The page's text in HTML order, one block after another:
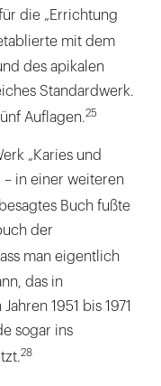
die „Errichtung
mit dem
des apikalen
Standardwerk.
Auflagen.25
„Karies und
– in einer weiteren
besagtes Buch fußte
der
man eigentlich
das in
1951 bis 1971
sogar ins
28